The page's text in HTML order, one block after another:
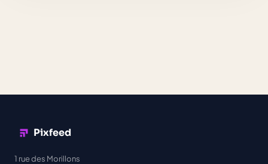
Pixfeed
1 rue des Morillons